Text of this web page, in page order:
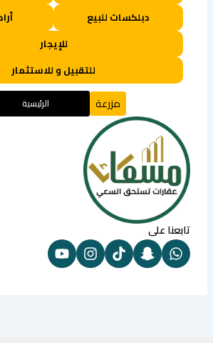
دبلكسات للبيع
للإيجار
للتقبيل و للاستثمار
مزرعة الرئيسية
تابعنا على